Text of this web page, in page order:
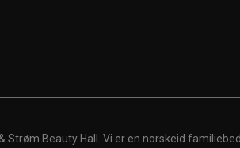
Strøm Beauty Hall. Vi er en norskeid